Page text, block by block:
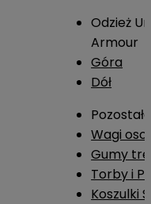
Odzież
Armour
Góra
Dół
Wagi
Gumy
Torby i
Koszulki